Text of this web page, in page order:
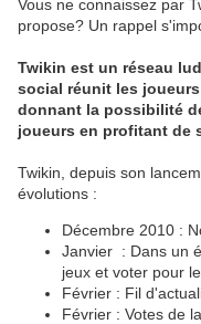
Vous ne connaissez par
propose? Un rappel
Twikin est un réseau
social réunit les
donnant la possibilité
joueurs en profitant de
Twikin, depuis son
évolutions :
Décembre 2010 :
Janvier : Dans un
jeux et voter pour
Février : Fil
Février : Votes de